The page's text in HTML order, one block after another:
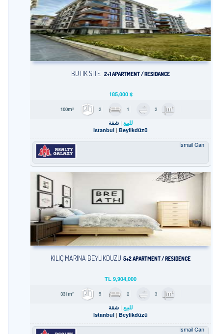
BUTIK SITE 2+1 APARTMENT / RESİDANCE
$
185,000
100m²
2 1 2
للبيع شقة
Istanbul Beylikdüzü
İsmail Can
KILIÇ MARINA BEYLIKDÜZÜ 5+2 APARTMENT / RESIDENCE
TL 9,904,000
331m²
5 2 3
للبيع شقة
Istanbul Beylikdüzü
İsmail Can